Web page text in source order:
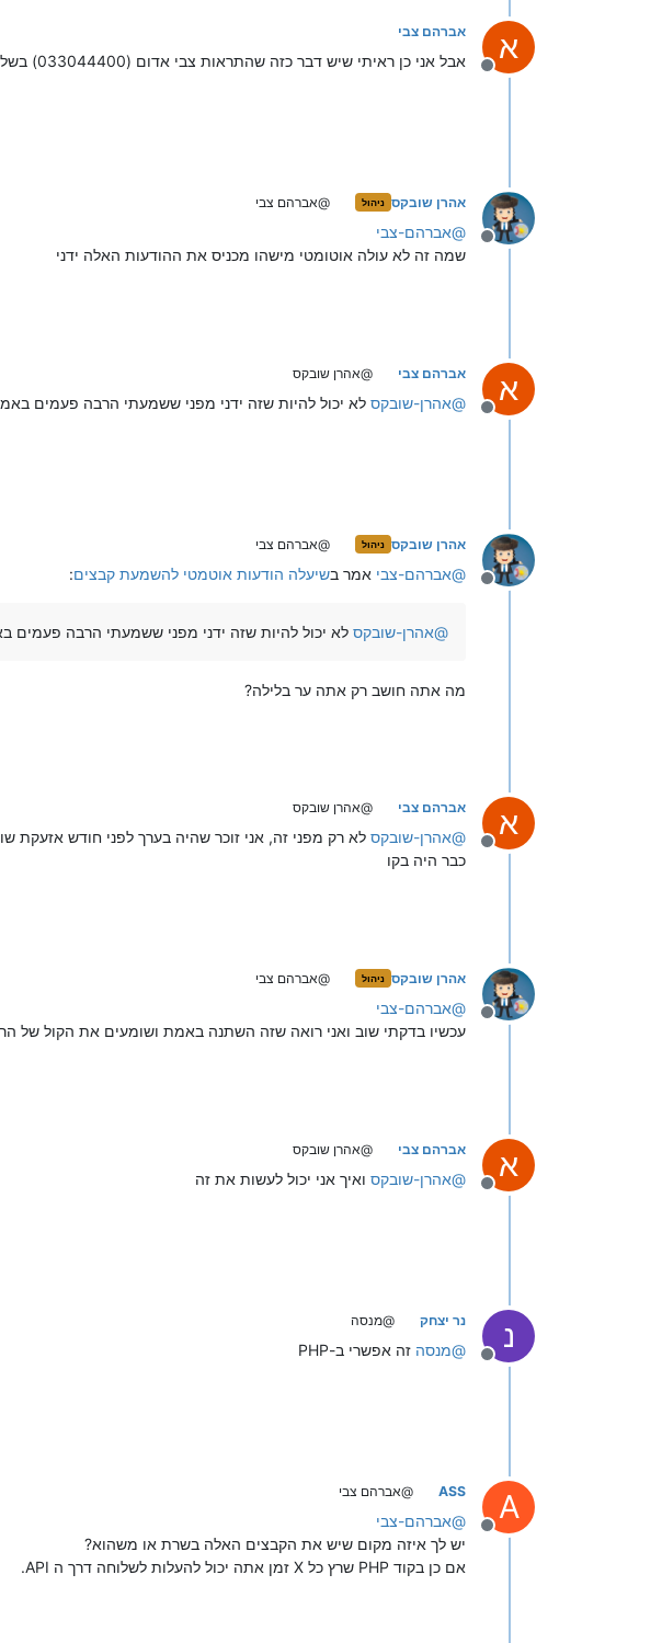
א
מנותק
אברהם צבי
אבל אני כן ראיתי שיש דבר כזה שהתראות צבי אדום (033044400) בשלוחה 7 עולה אוטומטי ההודעות של דובר צהל
מנותק
אהרן שובקס ניהול @אברהם צבי
@אברהם-צבי
שמה זה לא עולה אוטומטי מישהו מכניס את ההודעות האלה ידני
א
מנותק
אברהם צבי @אהרן שובקס
@אהרן-שובקס לא יכול להיות שזה ידני מפני ששמעתי הרבה פעמים
מנותק
אהרן שובקס ניהול @אברהם צבי
@אברהם-צבי אמר בשיעלה הודעות אוטמטי להשמעת קבצים:
@אהרן-שובקס לא יכול להיות שזה ידני מפני ששמעתי הרבה פעמים
מה אתה חושב רק אתה ער בלילה?
א
מנותק
אברהם צבי @אהרן שובקס
@אהרן-שובקס לא רק מפני זה, אני זוכר שהיה בערך לפני חודש אזעקת
כבר היה בקו
מנותק
אהרן שובקס ניהול @אברהם צבי
@אברהם-צבי
עכשיו בדקתי שוב ואני רואה שזה השתנה באמת ושומעים את הקול של
א
מנותק
אברהם צבי @אהרן שובקס
@אהרן-שובקס ואיך אני יכול לעשות את זה
נ
מנותק
נר יצחק @מנסה
@מנסה זה אפשרי ב-PHP
A
מנותק
ASS @אברהם צבי
@אברהם-צבי
יש לך איזה מקום שיש את הקבצים האלה בשרת או משהוא?
אם כן בקוד PHP שרץ כל X זמן אתה יכול להעלות לשלוחה דרך ה API.